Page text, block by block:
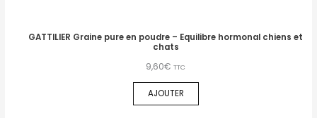
GATTILIER Graine pure en poudre – Equilibre hormonal chiens et
chats
9,60€ TTC
AJOUTER